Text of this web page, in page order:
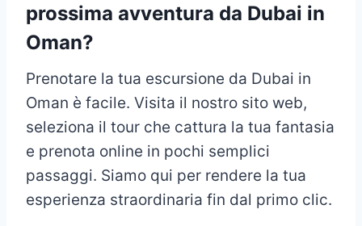
prossima avventura da Dubai in
Oman?
Prenotare la tua escursione da Dubai in
Oman è facile. Visita il nostro sito web,
seleziona il tour che cattura la tua fantasia
e prenota online in pochi semplici
passaggi. Siamo qui per rendere la tua
esperienza straordinaria fin dal primo clic.